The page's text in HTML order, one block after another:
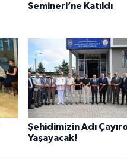
Semineri’ne Katıldı
Şehidimizin Adı
Yaşayacak!